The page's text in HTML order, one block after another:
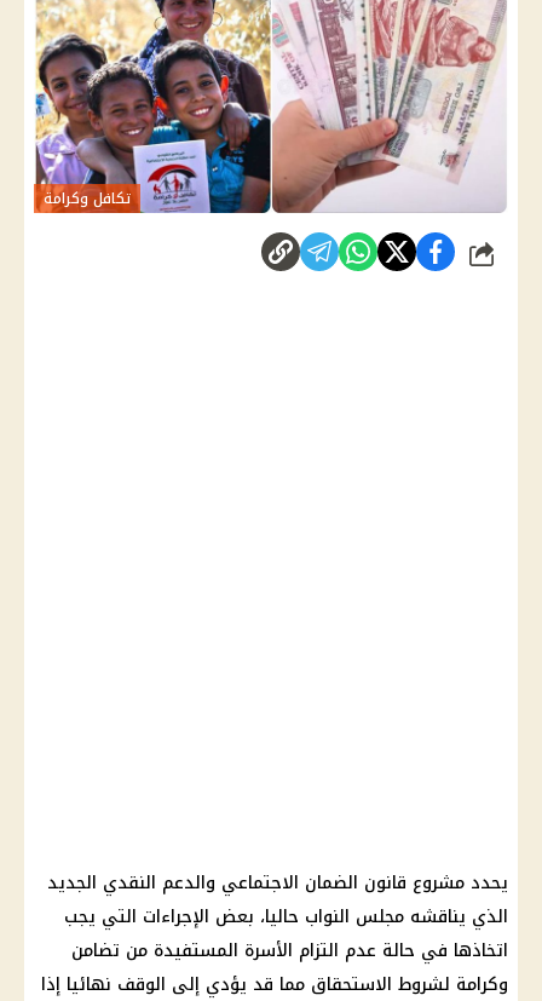
تكافل وكرامة
شارك
يحدد مشروع قانون الضمان الاجتماعي والدعم النقدي الجديد
الذي يناقشه مجلس النواب حاليا، بعض الإجراءات التي يجب
اتخاذها في حالة عدم التزام الأسرة المستفيدة من تضامن
وكرامة لشروط الاستحقاق مما قد يؤدي إلى الوقف نهائيا إذا